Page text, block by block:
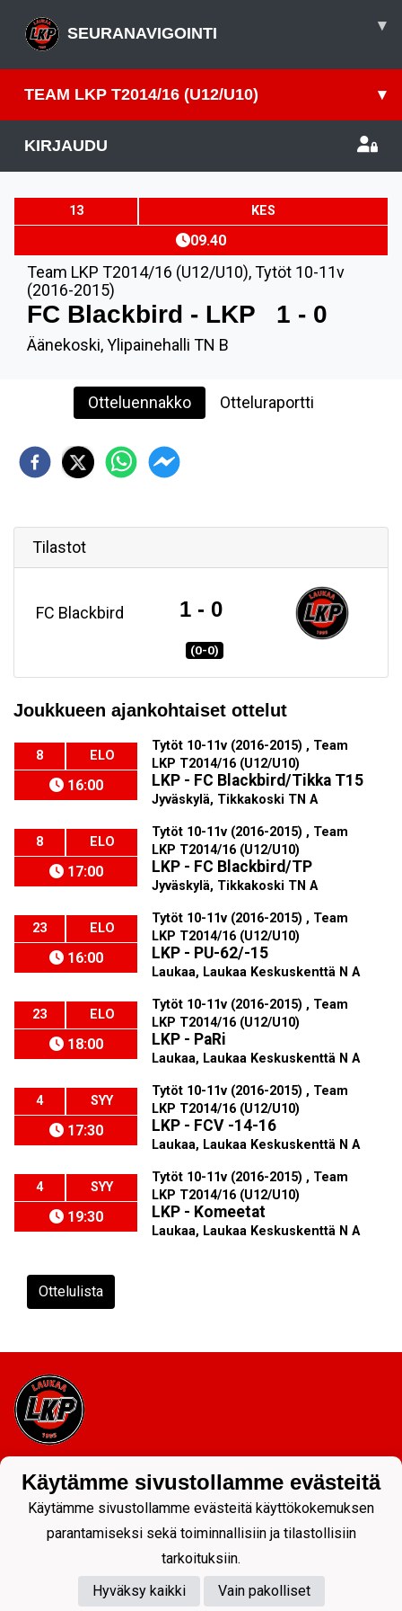
SEURANAVIGOINTI ▾
TEAM LKP T2014/16 (U12/U10) ▾
KIRJAUDU
13 KES
09.40
Team LKP T2014/16 (U12/U10),Tytöt 10-11v
(2016-2015)
FC Blackbird - LKP 1 - 0
Äänekoski, Ylipainehalli TN B
Otteluennakko Otteluraportti
Tilastot
FC Blackbird 1 - 0
(0-0)
Joukkueen ajankohtaiset ottelut
8 ELO
16:00
Tytöt 10-11v (2016-2015) , Team
LKP T2014/16 (U12/U10)
LKP - FC Blackbird/Tikka T15
Jyväskylä, Tikkakoski TN A
8 ELO
17:00
Tytöt 10-11v (2016-2015) , Team
LKP T2014/16 (U12/U10)
LKP - FC Blackbird/TP
Jyväskylä, Tikkakoski TN A
23 ELO
16:00
Tytöt 10-11v (2016-2015) , Team
LKP T2014/16 (U12/U10)
LKP - PU-62/-15
Laukaa, Laukaa Keskuskenttä N A
23 ELO
18:00
Tytöt 10-11v (2016-2015) , Team
LKP T2014/16 (U12/U10)
LKP - PaRi
Laukaa, Laukaa Keskuskenttä N A
4 SYY
17:30
Tytöt 10-11v (2016-2015) , Team
LKP T2014/16 (U12/U10)
LKP - FCV -14-16
Laukaa, Laukaa Keskuskenttä N A
4 SYY
19:30
Tytöt 10-11v (2016-2015) , Team
LKP T2014/16 (U12/U10)
LKP - Komeetat
Laukaa, Laukaa Keskuskenttä N A
Ottelulista
Tietosuojaseloste
Powered by
Käytämme sivustollamme evästeitä
Käytämme sivustollamme evästeitä käyttökokemuksen
parantamiseksi sekä toiminnallisiin ja tilastollisiin
tarkoituksiin.
Hyväksy kaikki
Vain pakolliset